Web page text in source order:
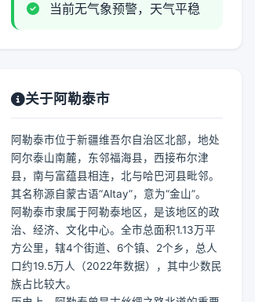
当前无气象预警，天气平稳
关于阿勒泰市
阿勒泰市位于新疆维吾尔自治区北部，地处
阿尔泰山南麓，东邻福海县，西接布尔津
县，南与富蕴县相连，北与哈巴河县毗邻。
其名称源自蒙古语“Altay”，意为“金山”。
阿勒泰市隶属于阿勒泰地区，是该地区的政
治、经济、文化中心。全市总面积1.13万平
方公里，辖4个街道、6个镇、2个乡，总人
口约19.5万人（2022年数据），其中少数民
族占比较大。